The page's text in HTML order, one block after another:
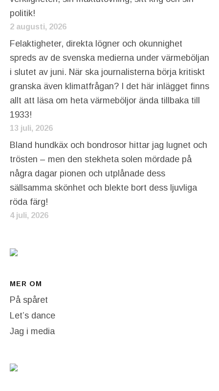
politik!
2 augusti, 2026
Felaktigheter, direkta lögner och okunnighet
spreds av de svenska medierna under värmeböljan
i slutet av juni. När ska journalisterna börja kritiskt
granska även klimatfrågan? I det här inlägget finns
allt att läsa om heta värmeböljor ända tillbaka till
1933!
13 juli, 2026
Bland hundkäx och bondrosor hittar jag lugnet och
trösten – men den stekheta solen mördade på
några dagar pionen och utplånade dess
sällsamma skönhet och blekte bort dess ljuvliga
röda färg!
4 juli, 2026
MER OM
På spåret
Let’s dance
Jag i media